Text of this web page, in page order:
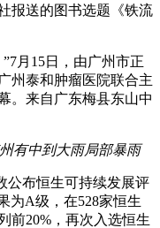
报送的图书选题《铁流
月15日，由广州市正
州泰和肿瘤医院联合主
。来自广东梅县东山中
公布恒生可持续发展评
为A级，在528家恒生
前20%，再次入选恒生